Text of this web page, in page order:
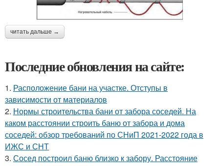
читать дальше →
Последние обновления на сайте:
1. Расположение бани на участке. Отступы в
зависимости от материалов
2. Нормы строительства бани от забора соседей. На
каком расстоянии строить баню от забора и дома
соседей: обзор требований по СНиП 2021-2022 года в
ИЖС и СНТ
3. Сосед построил баню близко к забору. Расстояние